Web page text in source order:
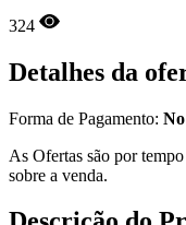
324
Detalhes da
Forma de Pagamento:
As Ofertas são por
sobre a venda.